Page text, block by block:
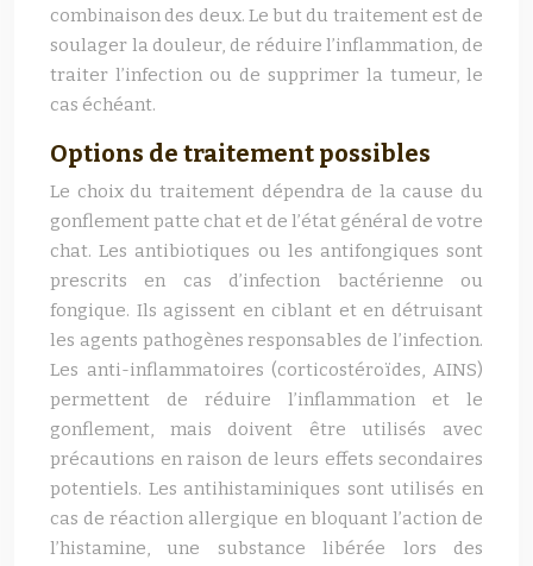
combinaison des deux. Le but du traitement est de
soulager la douleur, de réduire l’inflammation, de
traiter l’infection ou de supprimer la tumeur, le
cas échéant.
Options de traitement possibles
Le choix du traitement dépendra de la cause du
gonflement patte chat et de l’état général de votre
chat. Les antibiotiques ou les antifongiques sont
prescrits en cas d’infection bactérienne ou
fongique. Ils agissent en ciblant et en détruisant
les agents pathogènes responsables de l’infection.
Les anti-inflammatoires (corticostéroïdes, AINS)
permettent de réduire l’inflammation et le
gonflement, mais doivent être utilisés avec
précautions en raison de leurs effets secondaires
potentiels. Les antihistaminiques sont utilisés en
cas de réaction allergique en bloquant l’action de
l’histamine, une substance libérée lors des